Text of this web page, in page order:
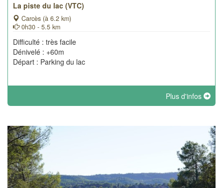
La piste du lac (VTC)
Carcès (à 6.2 km)
0h30 - 5.5 km
Difficulté : très facile
Dénivelé : +60m
Départ : Parking du lac
Plus d'infos